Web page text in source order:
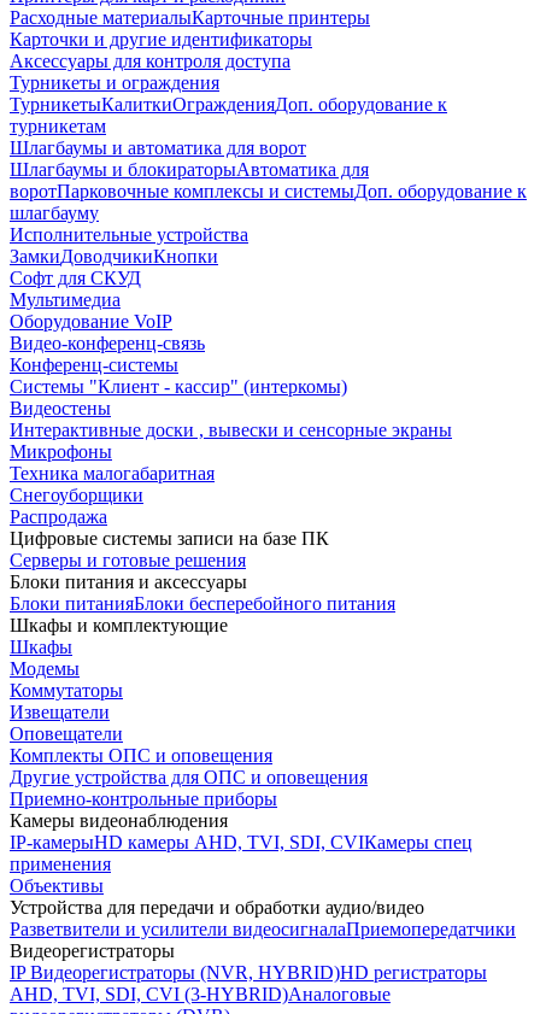
Расходные материалыКарточные принтеры
Карточки и другие идентификаторы
Аксессуары для контроля доступа
Турникеты и ограждения
ТурникетыКалиткиОгражденияДоп. оборудование к
турникетам
Шлагбаумы и автоматика для ворот
Шлагбаумы и блокираторыАвтоматика для
воротПарковочные комплексы и системыДоп. оборудование к
шлагбауму
Исполнительные устройства
ЗамкиДоводчикиКнопки
Софт для СКУД
Мультимедиа
Оборудование VoIP
Видео-конференц-связь
Конференц-системы
Системы "Клиент - кассир" (интеркомы)
Видеостены
Интерактивные доски , вывески и сенсорные экраны
Микрофоны
Техника малогабаритная
Снегоуборщики
Распродажа
Цифровые системы записи на базе ПК
Серверы и готовые решения
Блоки питания и аксессуары
Блоки питанияБлоки бесперебойного питания
Шкафы и комплектующие
Шкафы
Модемы
Коммутаторы
Извещатели
Оповещатели
Комплекты ОПС и оповещения
Другие устройства для ОПС и оповещения
Приемно-контрольные приборы
Камеры видеонаблюдения
IP-камерыHD камеры AHD, TVI, SDI, CVIКамеры спец
применения
Объективы
Устройства для передачи и обработки аудио/видео
Разветвители и усилители видеосигналаПриемопередатчики
Видеорегистраторы
IP Видеорегистраторы (NVR, HYBRID)HD регистраторы
AHD, TVI, SDI, CVI (3-HYBRID)Аналоговые